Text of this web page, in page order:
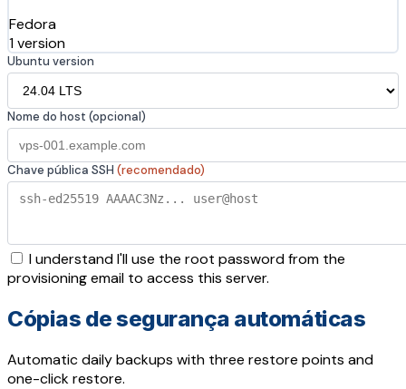
Fedora
1 version
Ubuntu version
Nome do host (opcional)
Chave pública SSH (recomendado)
I understand I'll use the root password from the
provisioning email to access this server.
Cópias de segurança automáticas
Automatic daily backups with three restore points and
one-click restore.